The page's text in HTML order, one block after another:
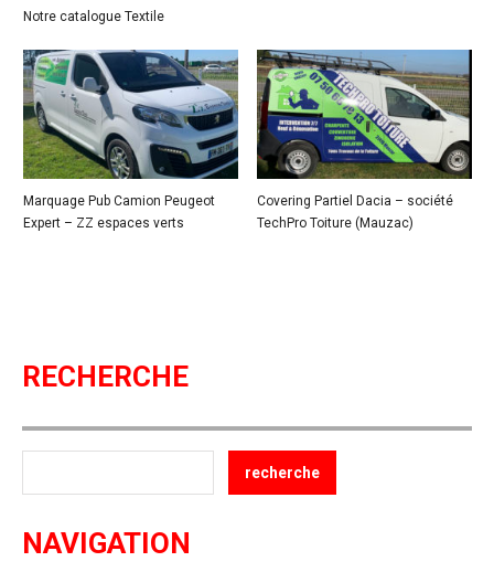
Notre catalogue Textile
Marquage Pub Camion Peugeot
Expert – ZZ espaces verts
Covering Partiel Dacia – société
TechPro Toiture (Mauzac)
RECHERCHE
NAVIGATION